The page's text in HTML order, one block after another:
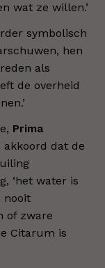
wat ze willen.’
symbolisch
hen
als
de overheid
Prima
akkoord dat de
‘het water is
nooit
of zware
Citarum is